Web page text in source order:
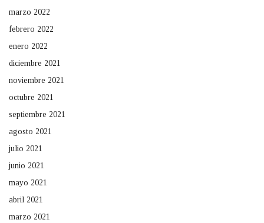
marzo 2022
febrero 2022
enero 2022
diciembre 2021
noviembre 2021
octubre 2021
septiembre 2021
agosto 2021
julio 2021
junio 2021
mayo 2021
abril 2021
marzo 2021